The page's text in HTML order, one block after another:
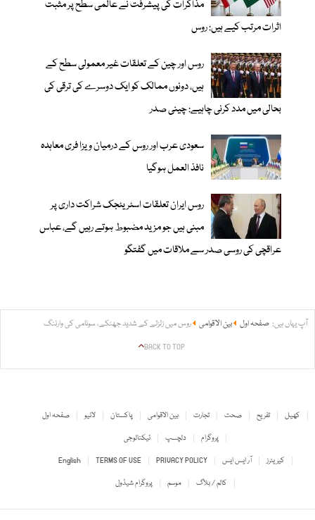
مذاکرات کی پیشرفت نے عالمی سطح پر مثبت
اثرات مرتب کیے ہیں: روس
روس اور چین کے تعلقات غیر معمولی سطح کے
ہیں، دونوں ممالک کو ایک دوسرے کی ترقی کی
بحالی میں مدد کرنی چاہیے: چینی صدر
سعودی عرب اور روس کے درمیان ویزا فری معاہدہ
نافذ العمل ہوگیا
روس ایران تعلقات اسٹریٹجک شراکت داری پر
مبنی ہیں جو مزید مضبوط ہوتے رہیں گے، عباس
عراقچی کی روسی صدر سے ملاقات میں گفتگو
آپ یہاں ہیں: صفحہ اول بین الاقوامی روس میں زلزلے کے شدید جھٹکے، سونامی کی وارننگ
BACK TO TOP
صفحہ اول لائیو پاکستان بین الاقوامی تجارت صحت تفریح
کھیل
ٹیکنالوجی
دلچسپ
پروگرام
English
TERMS OF USE PRIVACY POLICY آر ایس ایس
کیریئرز
پروگرام شیڈول
موسم کالم / بلاگ